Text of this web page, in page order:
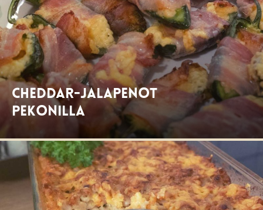
Cheddar-Jalapenot
pekonilla